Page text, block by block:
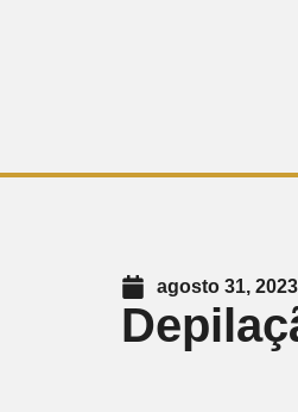
agosto 31, 2023